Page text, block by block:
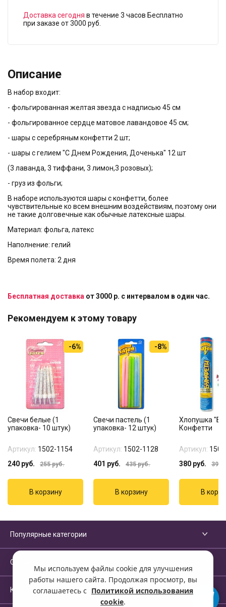
Мы используем файлы cookie для улучшения
работы нашего сайта. Продолжая просмотр, вы
соглашаетесь с Политикой использования
cookie.
Доставка сегодня в течение 3 часов Бесплатно
при заказе от 3000 руб.
Описание
В набор входит:
- фольгированная желтая звезда с надписью 45 см
- фольгированное сердце матовое лавандовое 45 см;
- шары с серебряным конфетти 2 шт;
- шары c гелием "С Днем Рождения, Доченька" 12 шт
(3 лаванда, 3 тиффани, 3 лимон,3 розовых);
- груз из фольги;
В наборе используются шары с конфетти, более
чувствительные ко всем внешним воздействиям, поэтому они
не такие долговечные как обычные латексные шары.
Материал: фольга, латекс
Наполнение: гелий
Время полета: 2 дня
Бесплатная доставка от 3000 р. с интервалом в один час.
Рекомендуем к этому товару
-6%
Свечи белые (1
упаковка- 10 штук)
Артикул: 1502-1154
240 руб. 255руб.
-8%
Свечи пастель (1
упаковка- 12 штук)
Артикул: 1502-1128
401 руб. 435руб.
Хлопушка
Конфетти
Артикул:
380 руб. 399
Популярные категории
Сервисы и помощь
Компания